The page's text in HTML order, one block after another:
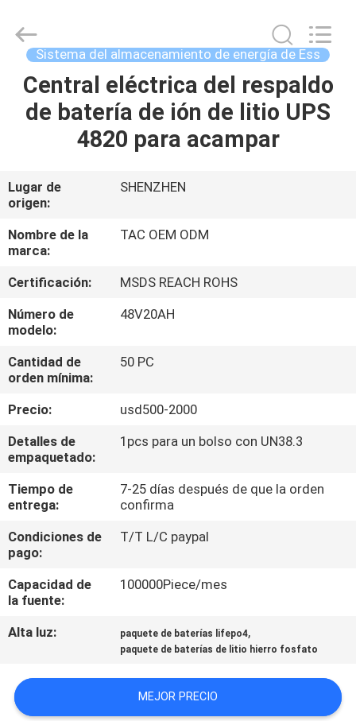
HOGAR
PRODUCTOS
VIDEOS
SOBRE
NOSOTROS
VIAJE
DE
LA
CONTROL
CALIDAD
ÉNTRENOS
EN
CONTACTO
CON
NOTICIAS
New
Energy
Technology
Reserved.
Sistema del almacenamiento de energía de Ess
Central eléctrica del respaldo
de batería de ión de litio UPS
4820 para acampar
Lugar de
origen:
SHENZHEN
Nombre de la
marca:
TAC OEM ODM
Certificación:
MSDS REACH ROHS
Número de
modelo:
48V20AH
Cantidad de
orden mínima:
50 PC
Precio:
usd500-2000
Detalles de
empaquetado:
1pcs para un bolso con UN38.3
Tiempo de
entrega:
7-25 días después de que la orden
confirma
Condiciones de
pago:
T/T L/C paypal
Capacidad de
la fuente:
100000Piece/mes
Alta luz: paquete de baterías lifepo4,
paquete de baterías de litio hierro fosfato
MEJOR PRECIO